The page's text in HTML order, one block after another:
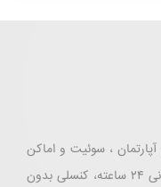
، سوئیت و اماکن
اقامتی در مشهد با تخفیف های ویژه . پشتیبانی ۲۴ ساعته، کنسلی بدون